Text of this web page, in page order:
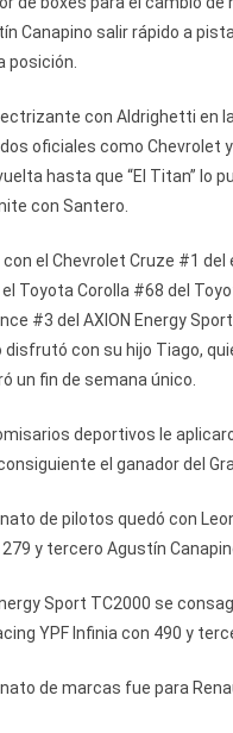
Canapino salir rápido a
posición.
con Aldrighetti en
oficiales como Chevrolet
hasta que “El Titan” lo
con Santero.
el Chevrolet Cruze #1 del
Toyota Corolla #68 del
#3 del AXION Energy
con su hijo Tiago,
un fin de semana único.
deportivos le
el ganador del
de pilotos quedó con
y tercero Agustín
Sport TC2000 se
YPF Infinia con 490 y
de marcas fue para